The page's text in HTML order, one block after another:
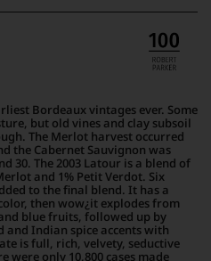
Bordeaux vintages ever. Some
but old vines and clay subsoil
The Merlot harvest occurred
the Cabernet Sauvignon was
30. The 2003 Latour is a blend of
and 1% Petit Verdot. Six
to the final blend. It has a
then wow¿it explodes from
blue fruits, followed up by
and Indian spice accents with
is full, rich, velvety, seductive
were only 10,800 cases made